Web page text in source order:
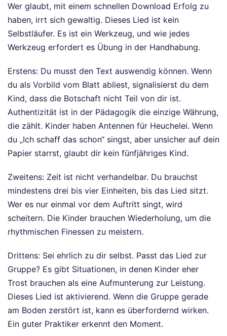
Wer glaubt, mit einem schnellen Download Erfolg zu
haben, irrt sich gewaltig. Dieses Lied ist kein
Selbstläufer. Es ist ein Werkzeug, und wie jedes
Werkzeug erfordert es Übung in der Handhabung.
Erstens: Du musst den Text auswendig können. Wenn
du als Vorbild vom Blatt abliest, signalisierst du dem
Kind, dass die Botschaft nicht Teil von dir ist.
Authentizität ist in der Pädagogik die einzige Währung,
die zählt. Kinder haben Antennen für Heuchelei. Wenn
du „Ich schaff das schon“ singst, aber unsicher auf dein
Papier starrst, glaubt dir kein fünfjähriges Kind.
Zweitens: Zeit ist nicht verhandelbar. Du brauchst
mindestens drei bis vier Einheiten, bis das Lied sitzt.
Wer es nur einmal vor dem Auftritt singt, wird
scheitern. Die Kinder brauchen Wiederholung, um die
rhythmischen Finessen zu meistern.
Drittens: Sei ehrlich zu dir selbst. Passt das Lied zur
Gruppe? Es gibt Situationen, in denen Kinder eher
Trost brauchen als eine Aufmunterung zur Leistung.
Dieses Lied ist aktivierend. Wenn die Gruppe gerade
am Boden zerstört ist, kann es überfordernd wirken.
Ein guter Praktiker erkennt den Moment.